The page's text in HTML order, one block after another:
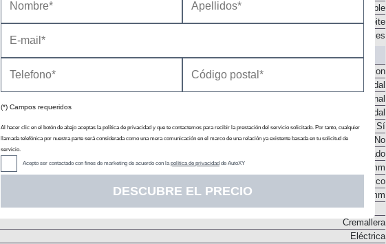
(*) Campos requeridos
Al hacer clic en el botón de abajo aceptas la política de privacidad y que te contactemos para recibir la prestación del servicio solicitado. Por tanto, cualquier
llamada telefónica por nuestra parte será considerada como una mera comunicación en el marco de una relación ya existente basada en tu solicitud de
servicio.
Acepto ser contactado con fines de marketing de acuerdo con la política de privacidad de AutoXY
DESCUBRE EL PRECIO
No disponible
Dos embragues multidisco bañados en aceite
Pares de engranajes
Chasis
Tipo McPherson
Resorte helicoidal
Rueda tirada con elemento torsional
Resorte helicoidal
Sí
No
Disco ventilado
302 mm
Disco
249 mm
Cremallera
Eléctrica